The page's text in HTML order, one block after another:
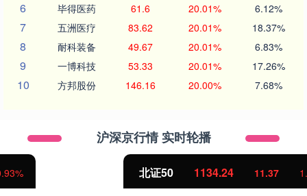
6 毕得医药 61.6 20.01% 6.12%
7 五洲医疗 83.62 20.01% 18.37%
8 耐科装备 49.67 20.01% 6.83%
9 一博科技 53.33 20.01% 17.26%
10 方邦股份 146.16 20.00% 7.68%
沪深京行情 实时轮播
1134.24 11.37 1.01%